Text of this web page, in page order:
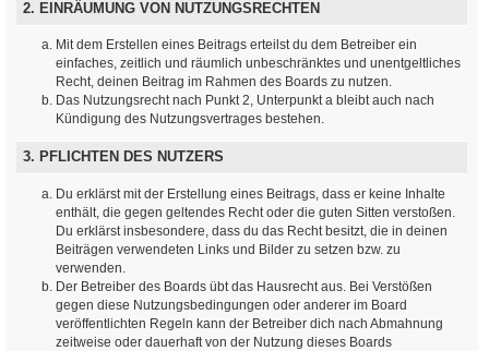
2. EINRÄUMUNG VON NUTZUNGSRECHTEN
Mit dem Erstellen eines Beitrags erteilst du dem Betreiber ein
einfaches, zeitlich und räumlich unbeschränktes und unentgeltliches
Recht, deinen Beitrag im Rahmen des Boards zu nutzen.
Das Nutzungsrecht nach Punkt 2, Unterpunkt a bleibt auch nach
Kündigung des Nutzungsvertrages bestehen.
3. PFLICHTEN DES NUTZERS
Du erklärst mit der Erstellung eines Beitrags, dass er keine Inhalte
enthält, die gegen geltendes Recht oder die guten Sitten verstoßen.
Du erklärst insbesondere, dass du das Recht besitzt, die in deinen
Beiträgen verwendeten Links und Bilder zu setzen bzw. zu
verwenden.
Der Betreiber des Boards übt das Hausrecht aus. Bei Verstößen
gegen diese Nutzungsbedingungen oder anderer im Board
veröffentlichten Regeln kann der Betreiber dich nach Abmahnung
zeitweise oder dauerhaft von der Nutzung dieses Boards